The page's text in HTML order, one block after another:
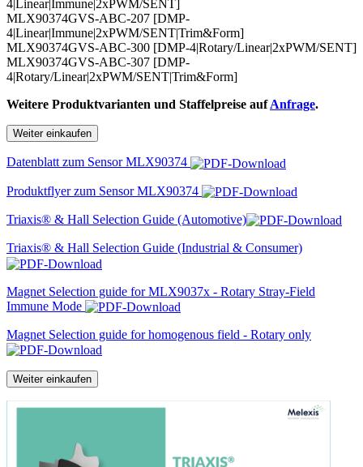
4|Linear|Immune|2xPWM/SENT]
MLX90374GVS-ABC-207 [DMP-
4|Linear|Immune|2xPWM/SENT|Trim&Form]
MLX90374GVS-ABC-300 [DMP-4|Rotary/Linear|2xPWM/SENT]
MLX90374GVS-ABC-307 [DMP-
4|Rotary/Linear|2xPWM/SENT|Trim&Form]
Weitere Produktvarianten und Staffelpreise aufAnfrage.
Weiter einkaufen
Datenblatt zum Sensor MLX90374
Produktflyer zum Sensor MLX90374
Triaxis® & Hall Selection Guide (Automotive)
Triaxis® & Hall Selection Guide (Industrial & Consumer)
Magnet Selection guide for MLX9037x - Rotary Stray-Field
Immune Mode
Magnet Selection guide for homogenous field - Rotary only
Weiter einkaufen